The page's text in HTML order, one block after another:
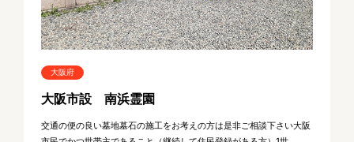
大阪府
大阪市設 南浜霊園
交通の便の良い墓地墓石の施工をお考えの方は是非ご相談下さい大阪